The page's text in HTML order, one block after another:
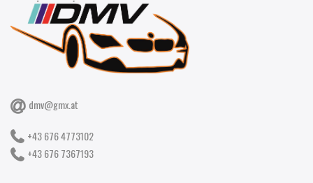
dmv@gmx.at
+43 676 4773102
+43 676 7367193